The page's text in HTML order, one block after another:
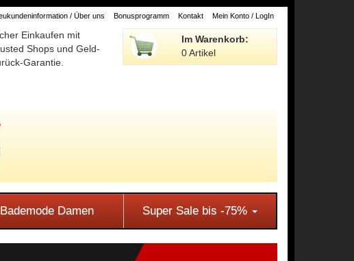
/ Über uns Bonusprogramm Kontakt Mein Konto / LogIn
Einkaufen mit
Shops und Geld-
Garantie.
Im Warenkorb:
0 Artikel
Bademode Damen Super Sale bis -75%